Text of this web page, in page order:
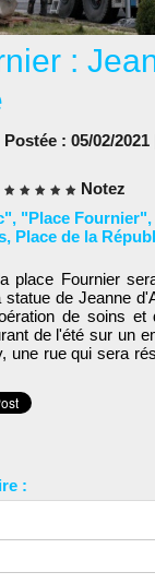
:
: 05/02/2021
Notez
, "Place Fournier",
, Place de la
place Fournier
statue de Jeanne
de soins et
de l'été sur un
une rue qui sera
: